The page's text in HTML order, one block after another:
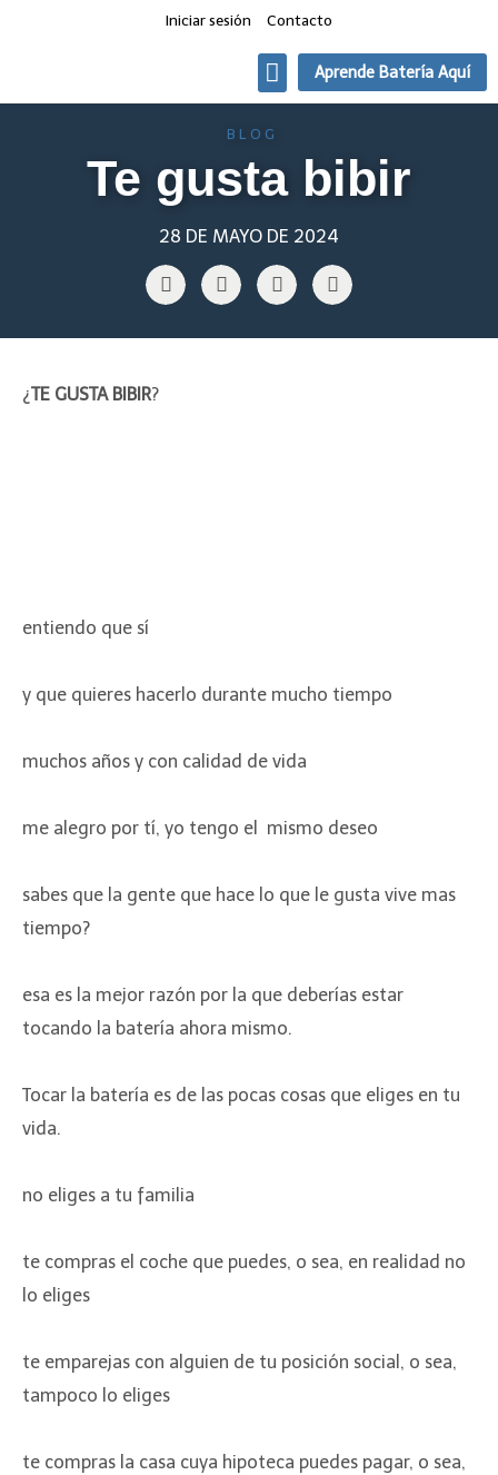
Iniciar sesión Contacto
Aprende Batería Aquí
BLOG
Te gusta bibir
28 DE MAYO DE 2024
¿TE GUSTA BIBIR?
entiendo que sí
y que quieres hacerlo durante mucho tiempo
muchos años y con calidad de vida
me alegro por tí, yo tengo el mismo deseo
sabes que la gente que hace lo que le gusta vive mas
tiempo?
esa es la mejor razón por la que deberías estar
tocando la batería ahora mismo.
Tocar la batería es de las pocas cosas que eliges en tu
vida.
no eliges a tu familia
te compras el coche que puedes, o sea, en realidad no
lo eliges
te emparejas con alguien de tu posición social, o sea,
tampoco lo eliges
te compras la casa cuya hipoteca puedes pagar, o sea,